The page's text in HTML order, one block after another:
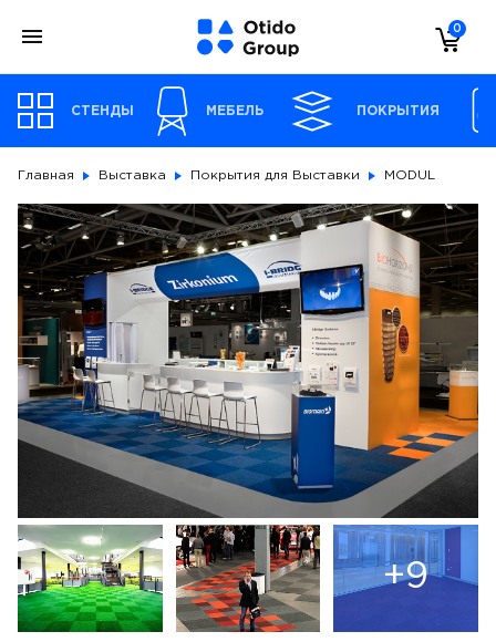
0
СТЕНДЫ МЕБЕЛЬ ПОКРЫТИЯ
Главная Выставка Покрытия для Выставки MODUL
+9